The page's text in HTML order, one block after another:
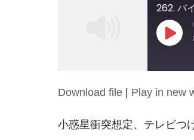
262. バ
Play
SHARE
LINK
Download file | Play in new
小惑星衝突想定、テレビつ